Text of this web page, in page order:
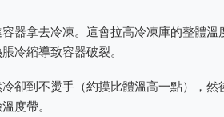
器拿去冷凍。這會拉高冷凍庫的整體
冷縮導致容器破裂。
卻到不燙手（約摸比體溫高一點），
度帶。